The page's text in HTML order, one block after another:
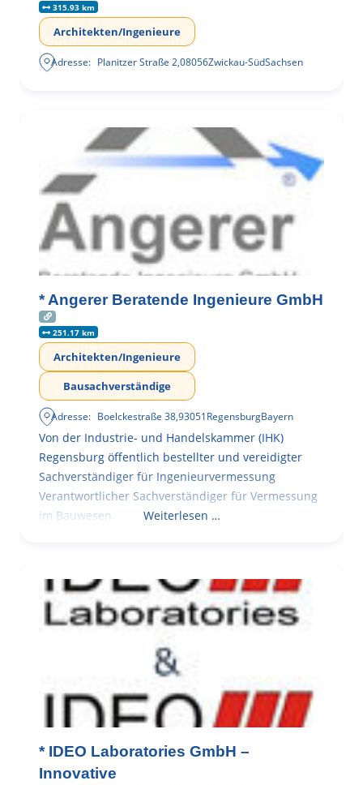
315.93 km
Architekten/Ingenieure
Adresse: Planitzer Straße 2,08056Zwickau-SüdSachsen
* Angerer Beratende Ingenieure GmbH
251.17 km
Architekten/Ingenieure
Bausachverständige
Adresse: Boelckestraße 38,93051RegensburgBayern
Von der Industrie- und Handelskammer (IHK)
Regensburg öffentlich bestellter und vereidigter
Sachverständiger für Ingenieurvermessung
Verantwortlicher Sachverständiger für Vermessung
im Bauwesen
Weiterlesen …
* IDEO Laboratories GmbH –
Innovative